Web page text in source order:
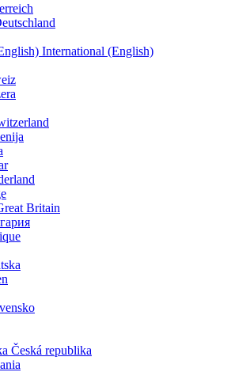
International (English)
Britain
Česká republika